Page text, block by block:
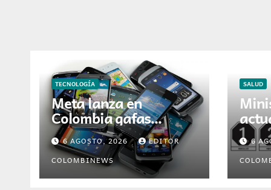
TECNOLOGÍA
Meta lanza en
Colombia gafas
inteligentes con
asistente de
inteligencia artificial
6 AGOSTO, 2026
EDITOR
COLOMBINEWS
SALUD
de
6